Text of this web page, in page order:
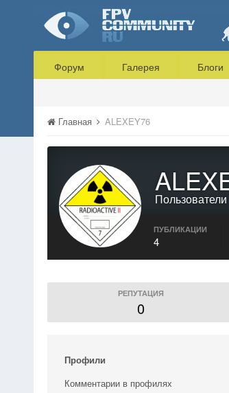
Форум Галерея Блоги
Главная ALEXEY76
Пользователи
ПУБЛИКАЦИИ
4
РЕПУТАЦИЯ
0
Профили
Комментарии в профилях